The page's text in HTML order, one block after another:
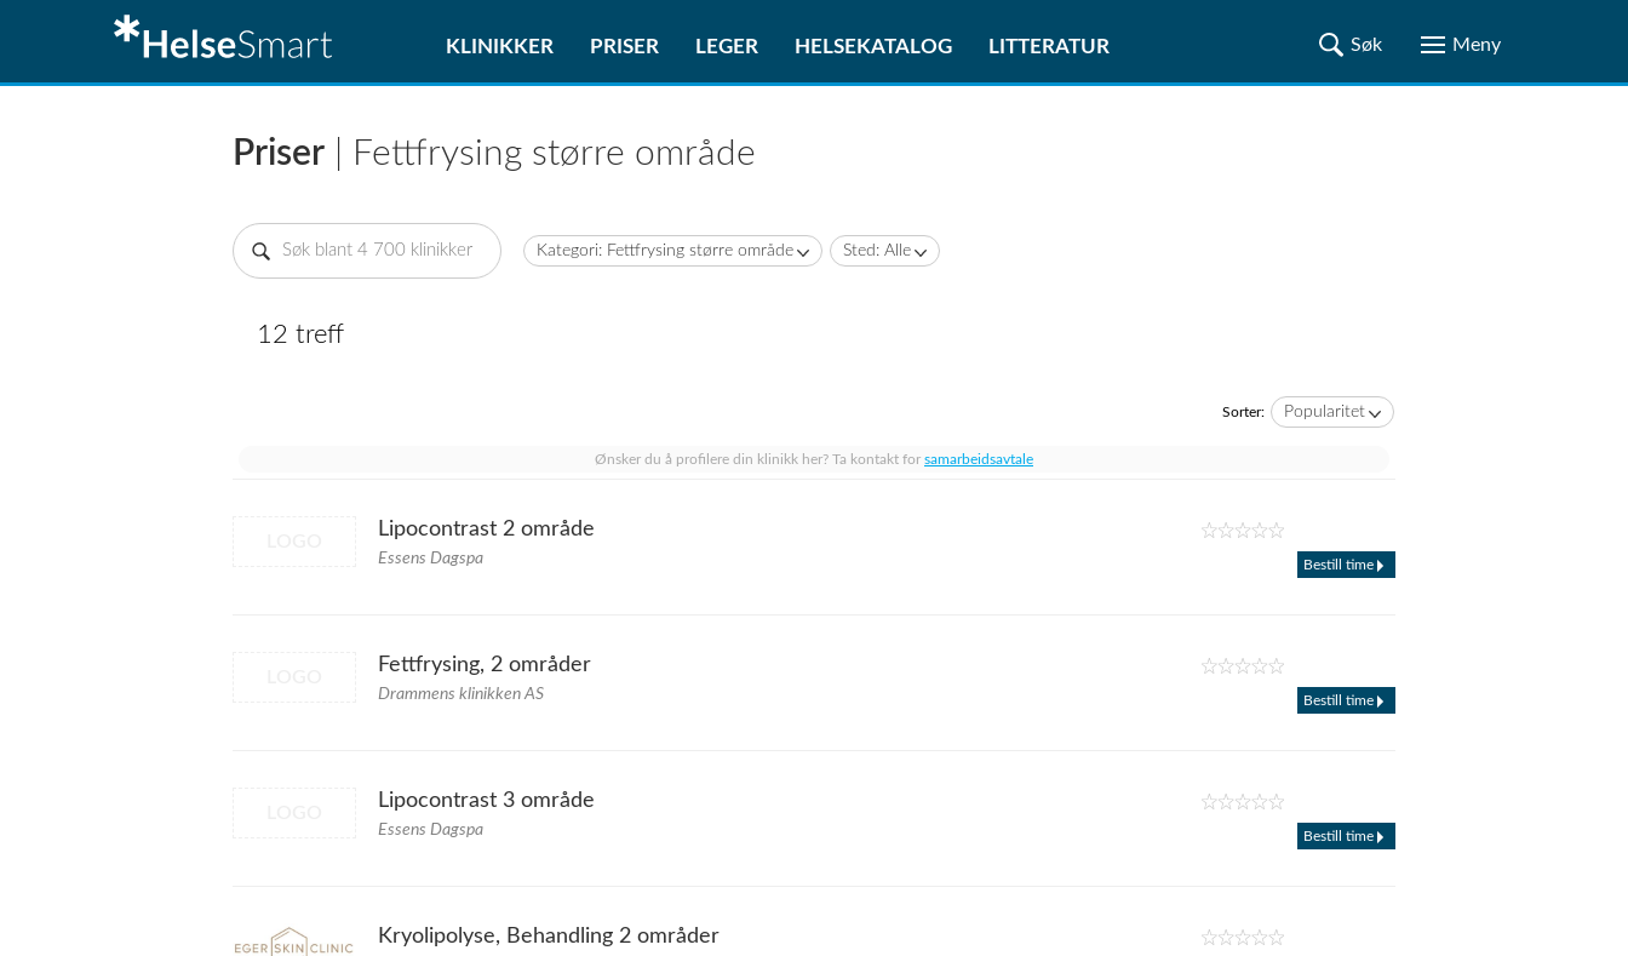
KLINIKKER PRISER LEGER HELSEKATALOG LITTERATUR
Priser | Fettfrysing større område
Kategori: Fettfrysing større område Sted: Alle
12 treff
Sorter: Popularitet
Ønsker du å profilere din klinikk her? Ta kontakt for samarbeidsavtale
Lipocontrast 2 område
Essens Dagspa Bestill time
Fettfrysing, 2 områder
Drammens klinikken AS Bestill time
Lipocontrast 3 område
Essens Dagspa Bestill time
Kryolipolyse, Behandling 2 områder